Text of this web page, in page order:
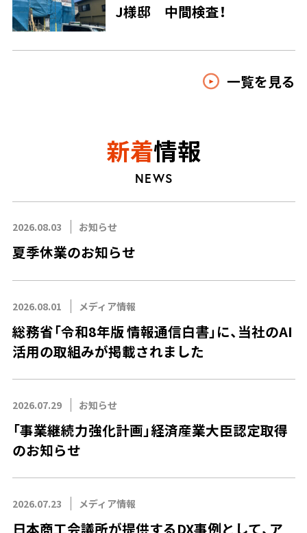
J様邸 中間検査！
一覧を見る
新着情報
NEWS
2026.08.03 お知らせ
夏季休業のお知らせ
2026.08.01 メディア情報
総務省「令和8年版 情報通信白書」に、当社のAI
活用の取組みが掲載されました
2026.07.29 お知らせ
「事業継続力強化計画」経済産業大臣認定取得
のお知らせ
2026.07.23 メディア情報
日本商工会議所が提供するDX事例として、ア